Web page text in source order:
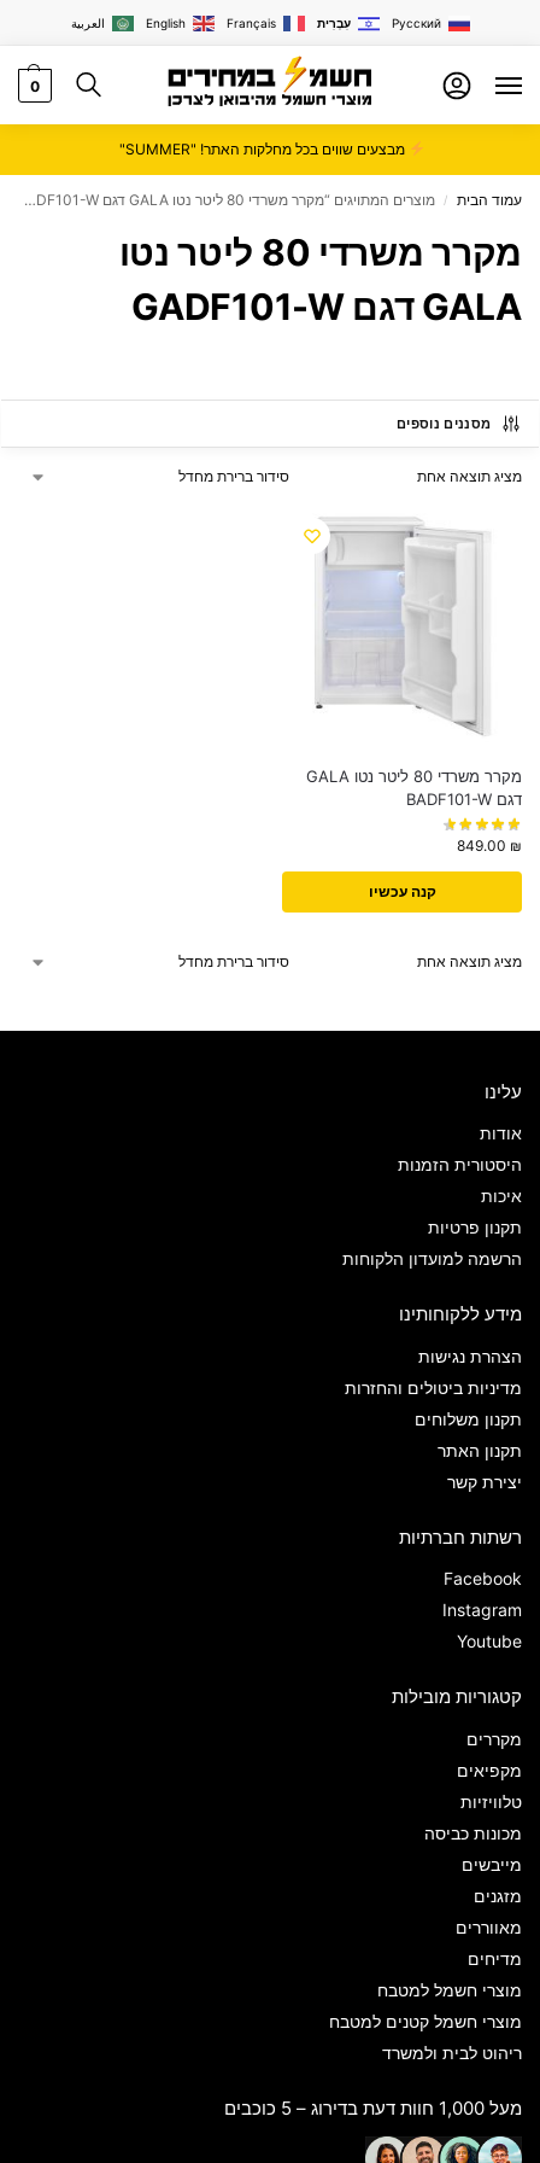
العربية English Français עִבְרִית Русский
0
מבצעים שווים בכל מחלקות האתר! "SUMMER"
עמוד הבית / מוצרים המתויגים “מקרר משרדי 80 ליטר נטו GALA דגם GADF101-W”
מקרר משרדי 80 ליטר נטו
GALA דגם GADF101-W
מסננים נוספים
מציג תוצאה אחת
מקרר משרדי 80 ליטר נטו GALA
דגם BADF101-W
849.00 ₪
קנה עכשיו
מציג תוצאה אחת
עלינו
אודות
היסטורית הזמנות
איכות
תקנון פרטיות
הרשמה למועדון הלקוחות
מידע ללקוחותינו
הצהרת נגישות
מדיניות ביטולים והחזרות
תקנון משלוחים
תקנון האתר
יצירת קשר
רשתות חברתיות
Facebook
Instagram
Youtube
קטגוריות מובילות
מקררים
מקפיאים
טלוויזיות
מכונות כביסה
מייבשים
מזגנים
מאווררים
מדיחים
מוצרי חשמל למטבח
מוצרי חשמל קטנים למטבח
ריהוט לבית ולמשרד
מעל 1,000 חוות דעת בדירוג – 5 כוכבים